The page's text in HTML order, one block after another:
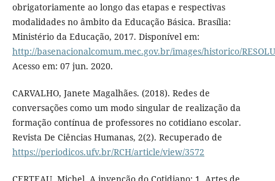
obrigatoriamente ao longo das etapas e respectivas
modalidades no âmbito da Educação Básica. Brasília:
Ministério da Educação, 2017. Disponível em:
http://basenacionalcomum.mec.gov.br/images/historico/
Acesso em: 07 jun. 2020.
CARVALHO, Janete Magalhães. (2018). Redes de
conversações como um modo singular de realização da
formação contínua de professores no cotidiano escolar.
Revista De Ciências Humanas, 2(2). Recuperado de
https://periodicos.ufv.br/RCH/article/view/3572